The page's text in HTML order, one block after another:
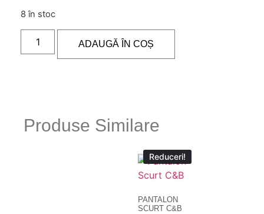
8 în stoc
ADAUGĂ ÎN COȘ
Produse Similare
Reduceri!
PANTALON
SCURT C&B